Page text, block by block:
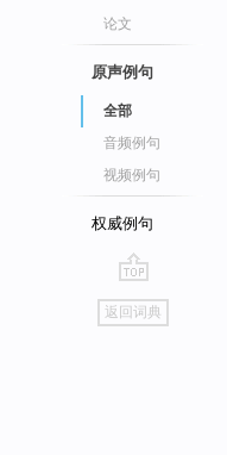
论文
原声例句
全部
音频例句
视频例句
权威例句
go
top
返回词典